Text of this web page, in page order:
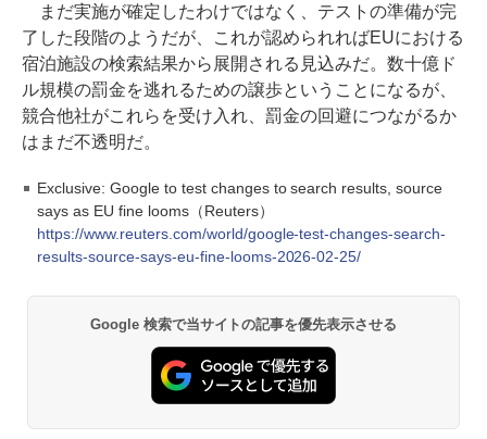
まだ実施が確定したわけではなく、テストの準備が完
了した段階のようだが、これが認められればEUにおける
宿泊施設の検索結果から展開される見込みだ。数十億ド
ル規模の罰金を逃れるための譲歩ということになるが、
競合他社がこれらを受け入れ、罰金の回避につながるか
はまだ不透明だ。
Exclusive: Google to test changes to search results, source
says as EU fine looms（Reuters）
https://www.reuters.com/world/google-test-changes-search-
results-source-says-eu-fine-looms-2026-02-25/
Google 検索で当サイトの記事を優先表示させる